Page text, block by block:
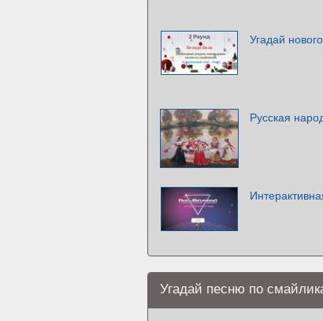
Угадай
Русская
Угадай песню по